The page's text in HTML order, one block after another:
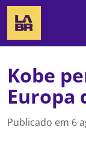
Kobe
Europa
Publicado em 6